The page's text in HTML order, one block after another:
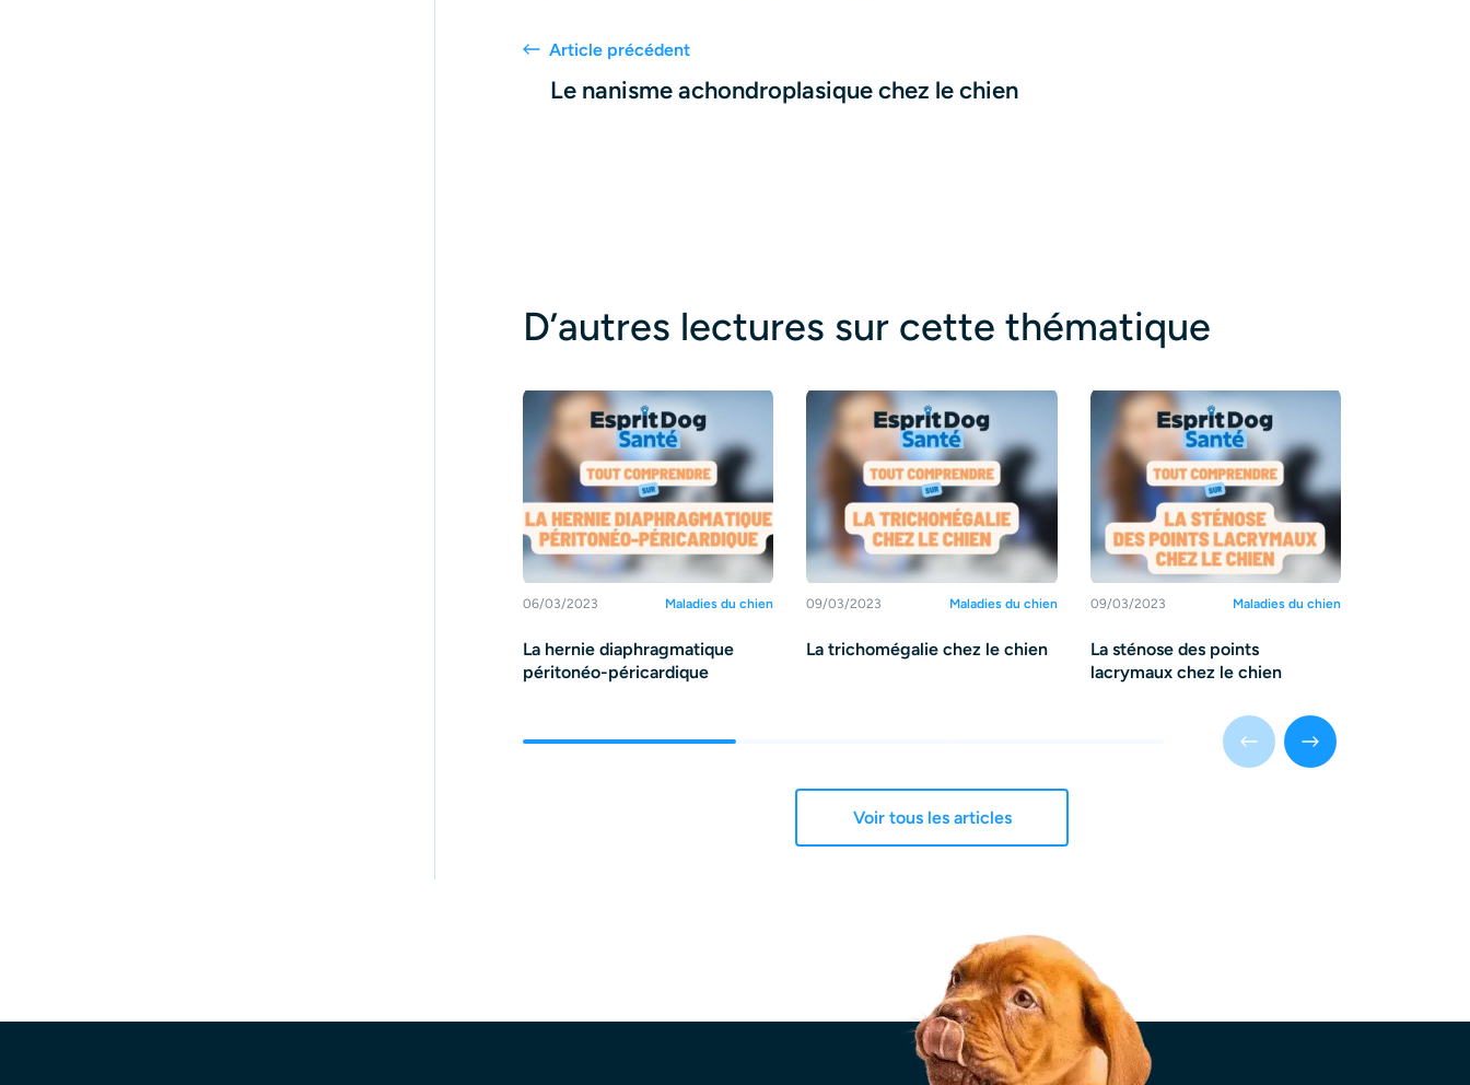
Article précédent
Le nanisme achondroplasique chez le chien
D’autres lectures sur cette thématique
06/03/2023 Maladies du chien
La hernie diaphragmatique
péritonéo-péricardique
09/03/2023 Maladies du chien
La trichomégalie chez le chien
09/03/2023 Maladies du chien
La sténose des points
lacrymaux chez le chien
Voir tous les articles